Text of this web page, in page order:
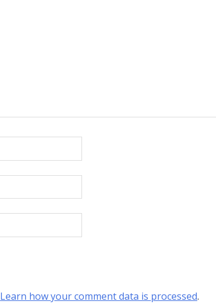
Learn how your comment data is processed.